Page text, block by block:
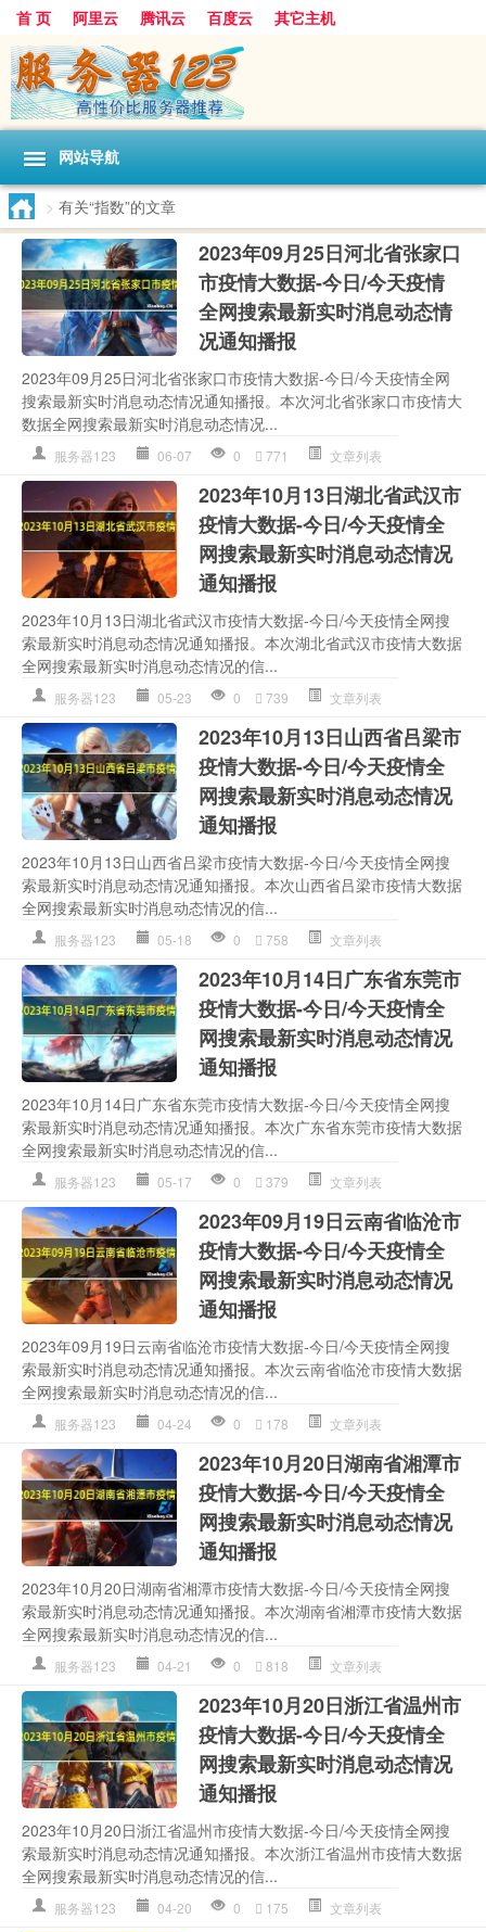
首 页 阿里云 腾讯云 百度云 其它主机
网站导航
> 有关“指数”的文章
2023年09月25日河北省张家口
市疫情大数据-今日/今天疫情
全网搜索最新实时消息动态情
况通知播报
2023年09月25日河北省张家口市疫情大数据-今日/今天疫情全网
搜索最新实时消息动态情况通知播报。本次河北省张家口市疫情大
数据全网搜索最新实时消息动态情况...
服务器123 06-07 0 771 文章列表
2023年10月13日湖北省武汉市
疫情大数据-今日/今天疫情全
网搜索最新实时消息动态情况
通知播报
2023年10月13日湖北省武汉市疫情大数据-今日/今天疫情全网搜
索最新实时消息动态情况通知播报。本次湖北省武汉市疫情大数据
全网搜索最新实时消息动态情况的信...
服务器123 05-23 0 739 文章列表
2023年10月13日山西省吕梁市
疫情大数据-今日/今天疫情全
网搜索最新实时消息动态情况
通知播报
2023年10月13日山西省吕梁市疫情大数据-今日/今天疫情全网搜
索最新实时消息动态情况通知播报。本次山西省吕梁市疫情大数据
全网搜索最新实时消息动态情况的信...
服务器123 05-18 0 758 文章列表
2023年10月14日广东省东莞市
疫情大数据-今日/今天疫情全
网搜索最新实时消息动态情况
通知播报
2023年10月14日广东省东莞市疫情大数据-今日/今天疫情全网搜
索最新实时消息动态情况通知播报。本次广东省东莞市疫情大数据
全网搜索最新实时消息动态情况的信...
服务器123 05-17 0 379 文章列表
2023年09月19日云南省临沧市
疫情大数据-今日/今天疫情全
网搜索最新实时消息动态情况
通知播报
2023年09月19日云南省临沧市疫情大数据-今日/今天疫情全网搜
索最新实时消息动态情况通知播报。本次云南省临沧市疫情大数据
全网搜索最新实时消息动态情况的信...
服务器123 04-24 0 178 文章列表
2023年10月20日湖南省湘潭市
疫情大数据-今日/今天疫情全
网搜索最新实时消息动态情况
通知播报
2023年10月20日湖南省湘潭市疫情大数据-今日/今天疫情全网搜
索最新实时消息动态情况通知播报。本次湖南省湘潭市疫情大数据
全网搜索最新实时消息动态情况的信...
服务器123 04-21 0 818 文章列表
2023年10月20日浙江省温州市
疫情大数据-今日/今天疫情全
网搜索最新实时消息动态情况
通知播报
2023年10月20日浙江省温州市疫情大数据-今日/今天疫情全网搜
索最新实时消息动态情况通知播报。本次浙江省温州市疫情大数据
全网搜索最新实时消息动态情况的信...
服务器123 04-20 0 175 文章列表